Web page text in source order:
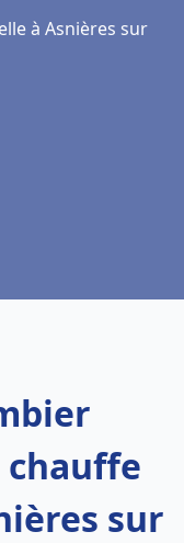
à Asnières sur
chauffe
sur